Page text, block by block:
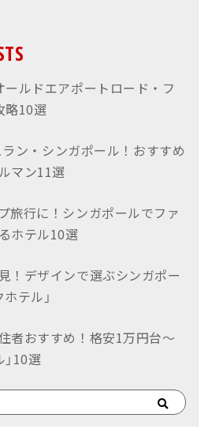
ールドエアポートロード・フ
略10選
ラン・シンガポール！おすすめ
マン11選
旅行に！シンガポールでファ
ホテル10選
！デザインで選ぶシンガポー
テル」
者おすすめ！格安1万円台〜
」10選